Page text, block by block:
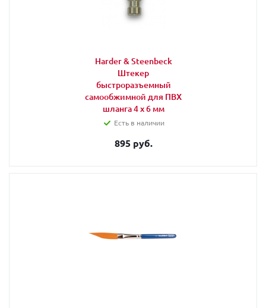
Harder & Steenbeck
Штекер
быстроразъемный
самообжимной для ПВХ
шланга 4 x 6 мм
Есть в наличии
895 руб.